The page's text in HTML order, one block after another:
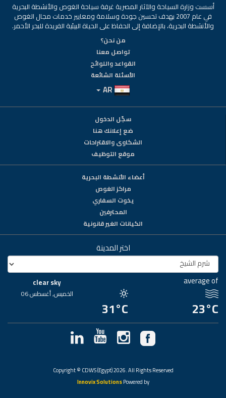
أسست وزارة السياحة والآثار المصرية غرفة سياحة الغوص والأنشطة البحرية
في عام 2007 بهدف تحسين جودة وسلامة ومعايير خدمات مجال الغوص
والأنشطة البحرية، بالإضافة إلى الحفاظ على الحياة البيئية الفريدة للبحر الأحمر.
من نحن؟
تواصل معنا
القواعد واللوائح
الأسئلة الشائعة
سجّل الدخول
ضع إعلانك هنا
الشكاوى والاقتراحات
موقع التوظيف
أعضاء الأنشطة البحرية
مراكز الغوص
يخوت السفاري
المحترفين
الكيانات الغير قانونية
اختر المدينة
average of
23°C
31°C
clear sky
الخميس, أغسطس 06
Copyright © CDWS (Egypt) 2026. All Rights Reserved
Powered by
Innovix Solutions